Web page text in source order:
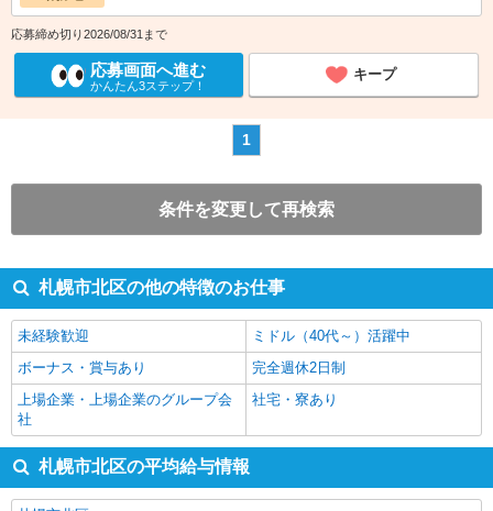
応募締め切り2026/08/31まで
応募画面へ進む
かんたん3ステップ！
キープ
1
条件を変更して再検索
札幌市北区の他の特徴のお仕事
未経験歓迎
ミドル（40代～）活躍中
ボーナス・賞与あり
完全週休2日制
上場企業・上場企業のグループ会
社
社宅・寮あり
札幌市北区の平均給与情報